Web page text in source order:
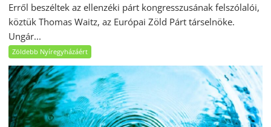
Erről beszéltek az ellenzéki párt kongresszusának felszólalói,
köztük Thomas Waitz, az Európai Zöld Párt társelnöke.
Ungár...
Zöldebb Nyíregyházáért